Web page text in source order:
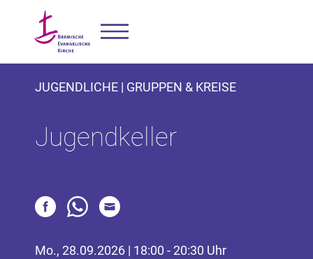
JUGENDLICHE | GRUPPEN & KREISE
Jugendkeller
Mo., 28.09.2026 | 18:00 - 20:30 Uhr